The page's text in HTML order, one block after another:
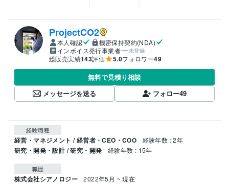
ProjectCO2
本人確認
機密保持契約(NDA)
インボイス発行事業者
未登録
総販売実績143評価 5.0フォロワー49
無料で見積り相談
メッセージを送る
フォロー49
経験職種
経営・マネジメント / 経営者・CEO・COO 経験年数 : 2年
研究・開発・設計 / 研究・開発 経験年数 : 15年
職歴
株式会社シアノロジー 2022年5月 ~ 現在